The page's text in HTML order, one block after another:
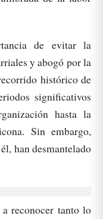
de evitar la
y abogó por la
histórico de
significativos
hasta la
Sin embargo,
han desmantelado
reconocer tanto lo